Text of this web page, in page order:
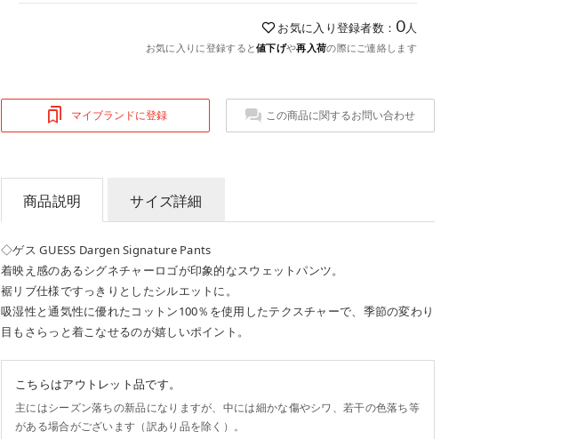
お気に入り登録者数： 0人
お気に入りに登録すると値下げや再入荷の際にご連絡します
マイブランドに登録 この商品に関するお問い合わせ
商品説明 サイズ詳細
◇ゲス GUESS Dargen Signature Pants
着映え感のあるシグネチャーロゴが印象的なスウェットパンツ。
裾リブ仕様ですっきりとしたシルエットに。
吸湿性と通気性に優れたコットン100％を使用したテクスチャーで、季節の変わり
目もさらっと着こなせるのが嬉しいポイント。
こちらはアウトレット品です。
主にはシーズン落ちの新品になりますが、中には細かな傷やシワ、若干の色落ち等
がある場合がございます（訳あり品を除く）。